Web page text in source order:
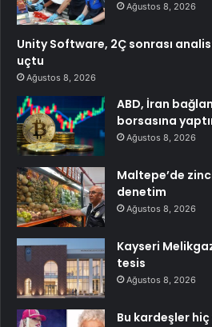
Ağustos 8, 2026
Unity Software, 2Ç sonrası
uçtu
Ağustos 8, 2026
ABD, İran
borsasına
Ağustos 8, 2026
Maltepe’de
denetim
Ağustos 8, 2026
Kayseri
tesis
Ağustos 8, 2026
Bu kardeşler